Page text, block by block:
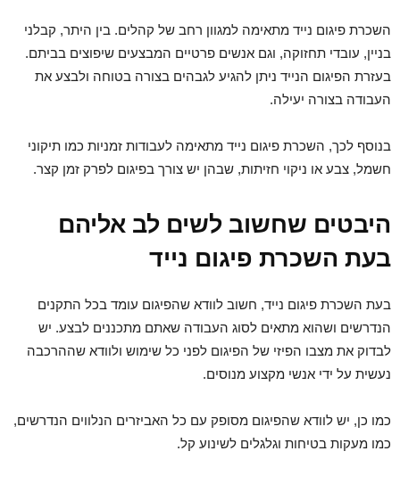
השכרת פיגום נייד מתאימה למגוון רחב של קהלים. בין היתר, קבלני
בניין, עובדי תחזוקה, וגם אנשים פרטיים המבצעים שיפוצים בביתם.
בעזרת הפיגום הנייד ניתן להגיע לגבהים בצורה בטוחה ולבצע את
העבודה בצורה יעילה.
בנוסף לכך, השכרת פיגום נייד מתאימה לעבודות זמניות כמו תיקוני
חשמל, צבע או ניקוי חזיתות, שבהן יש צורך בפיגום לפרק זמן קצר.
היבטים שחשוב לשים לב אליהם
בעת השכרת פיגום נייד
בעת השכרת פיגום נייד, חשוב לוודא שהפיגום עומד בכל התקנים
הנדרשים ושהוא מתאים לסוג העבודה שאתם מתכננים לבצע. יש
לבדוק את מצבו הפיזי של הפיגום לפני כל שימוש ולוודא שההרכבה
נעשית על ידי אנשי מקצוע מנוסים.
כמו כן, יש לוודא שהפיגום מסופק עם כל האביזרים הנלווים הנדרשים,
כמו מעקות בטיחות וגלגלים לשינוע קל.